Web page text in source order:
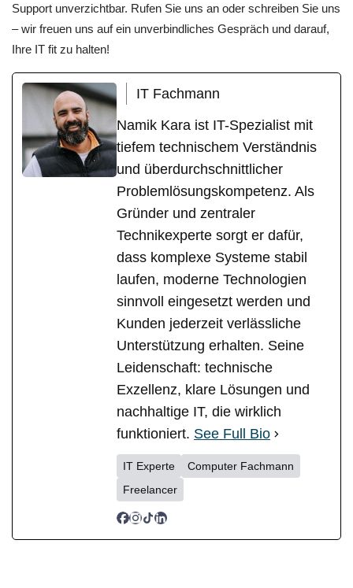
Support unverzichtbar. Rufen Sie uns an oder schreiben Sie uns
– wir freuen uns auf ein unverbindliches Gespräch und darauf,
Ihre IT fit zu halten!
IT Fachmann
Namik Kara ist IT-Spezialist mit
tiefem technischem Verständnis
und überdurchschnittlicher
Problemlösungskompetenz. Als
Gründer und zentraler
Technikexperte sorgt er dafür,
dass komplexe Systeme stabil
laufen, moderne Technologien
sinnvoll eingesetzt werden und
Kunden jederzeit verlässliche
Unterstützung erhalten. Seine
Leidenschaft: technische
Exzellenz, klare Lösungen und
nachhaltige IT, die wirklich
funktioniert. See Full Bio
IT Experte
Computer Fachmann
Freelancer